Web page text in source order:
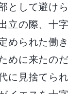
として避け
立の際、十
められた働
めに来たの
に見捨てら